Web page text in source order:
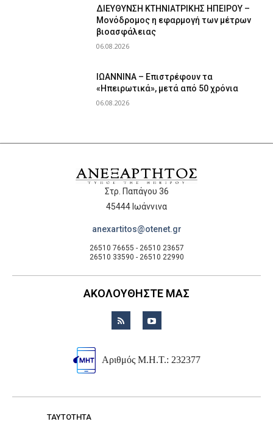
ΔΙΕΥΘΥΝΣΗ ΚΤΗΝΙΑΤΡΙΚΗΣ ΗΠΕΙΡΟΥ –
Μονόδρομος η εφαρμογή των μέτρων
βιοασφάλειας
06.08.2026
ΙΩΑΝΝΙΝΑ – Επιστρέφουν τα
«Ηπειρωτικά», μετά από 50 χρόνια
06.08.2026
Στρ. Παπάγου 36
45444 Ιωάννινα
anexartitos@otenet.gr
26510 76655 - 26510 23657
26510 33590 - 26510 22990
ΑΚΟΛΟΥΘΗΣΤΕ ΜΑΣ
Αριθμός Μ.Η.Τ.: 232377
TAYTOTHTA